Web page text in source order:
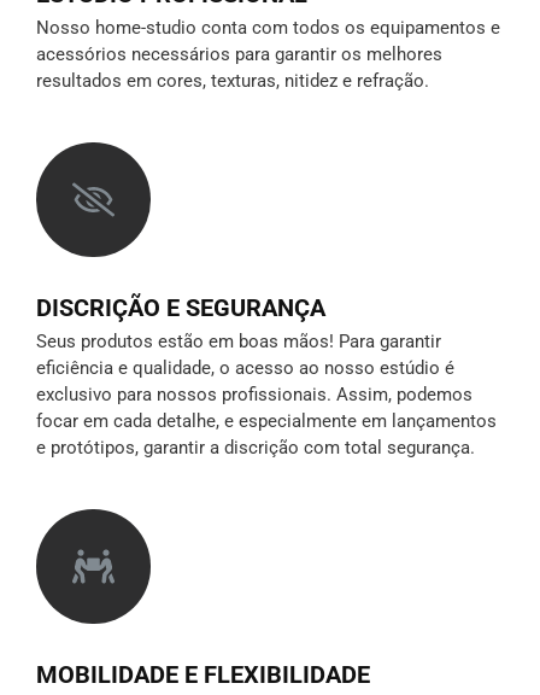
Nosso home-studio conta com todos os equipamentos e
acessórios necessários para garantir os melhores
resultados em cores, texturas, nitidez e refração.
DISCRIÇÃO E SEGURANÇA
Seus produtos estão em boas mãos! Para garantir
eficiência e qualidade, o acesso ao nosso estúdio é
exclusivo para nossos profissionais. Assim, podemos
focar em cada detalhe, e especialmente em lançamentos
e protótipos, garantir a discrição com total segurança.
MOBILIDADE E FLEXIBILIDADE